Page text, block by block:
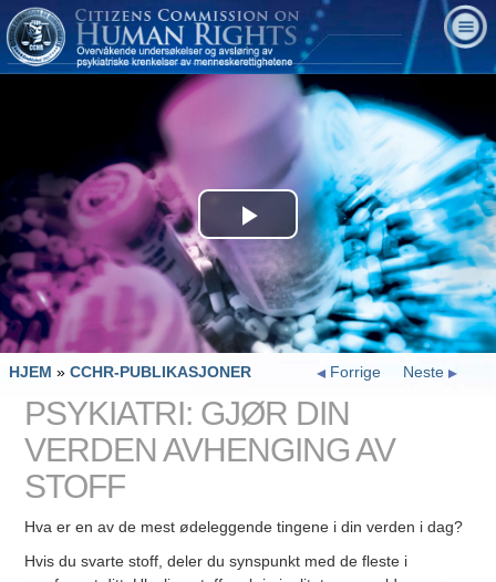
Play
Video
HJEM » CCHR-PUBLIKASJONER Neste
Forrige
PSYKIATRI: GJØR DIN
VERDEN AVHENGING AV
STOFF
Hva er en av de mest ødeleggende tingene i din verden i dag?
Hvis du svarte stoff, deler du synspunkt med de fleste i